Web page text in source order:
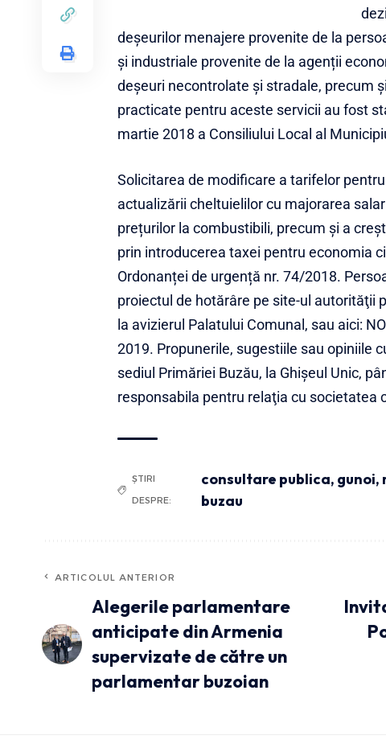
deșeurilor menajere provenite de la
și industriale provenite de la agenții
deșeuri necontrolate și stradale, precum
practicate pentru aceste servicii au fost
martie 2018 a Consiliului Local al
Solicitarea de modificare a tarifelor
actualizării cheltuielilor cu majorarea
prețurilor la combustibili, precum și a
prin introducerea taxei pentru economia
Ordonanței de urgență nr. 74/2018.
proiectul de hotărâre pe site-ul autorităţii
la avizierul Palatului Comunal, sau aici:
2019. Propunerile, sugestiile sau opiniile
sediul Primăriei Buzău, la Ghişeul Unic,
responsabila pentru relaţia cu societatea
ȘTIRI
DESPRE:
consultare publica, gunoi,
buzau
ARTICOLUL ANTERIOR
Alegerile parlamentare
anticipate din Armenia
supervizate de către un
parlamentar buzoian